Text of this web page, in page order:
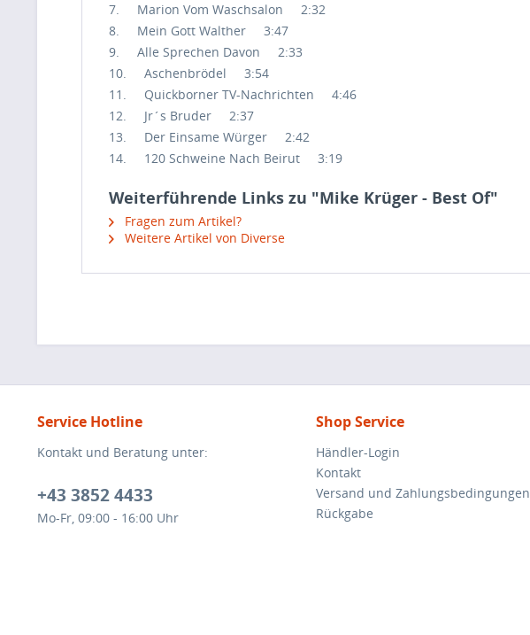
7. Marion Vom Waschsalon 2:32
8. Mein Gott Walther 3:47
9. Alle Sprechen Davon 2:33
10. Aschenbrödel 3:54
11. Quickborner TV-Nachrichten 4:46
12. Jr´s Bruder 2:37
13. Der Einsame Würger 2:42
14. 120 Schweine Nach Beirut 3:19
Weiterführende Links zu "Mike Krüger - Best Of"
Fragen zum Artikel?
Weitere Artikel von Diverse
Service Hotline
Kontakt und Beratung unter:
+43 3852 4433
Mo-Fr, 09:00 - 16:00 Uhr
Shop Service
Händler-Login
Kontakt
Versand und Zahlungsbedingungen
Rückgabe